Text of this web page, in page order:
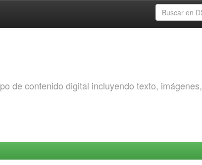
de contenido digital incluyendo texto, imágenes,